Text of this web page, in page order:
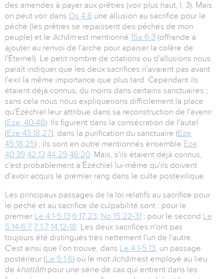
des amendes à payer aux prêtres (voir plus haut, I, 3). Mais
on peut voir dans Os 4:8 une allusion au sacrifice pour le
péché (les prêtres se repaissent des péchés de mon
peuple) et le âchâm est mentionné 1Sa 6:3 (offrande à
ajouter au renvoi de l'arche pour apaiser la colère de
l'Éternel). Le petit nombre de citations ou d'allusions nous
paraît indiquer que les deux sacrifices n'avaient pas avant
l'exil la même importance que plus tard. Cependant ils
étaient déjà connus, du moins dans certains sanctuaires ;
sans cela nous nous expliquerions difficilement la place
qu'Ézéchiel leur attribue dans sa reconstruction de l'avenir
(Eze. 40-48). Ils figurent dans la consécration de l'autel
(Eze 43:18,27), dans la purification du sanctuaire (Eze
45:18,25) ; ils sont en outre mentionnés ensemble Eze
40:39 42:13 44:29 46:20. Mais, s'ils étaient déjà connus,
c'est probablement à Ézéchiel lui-même qu'ils doivent
d'avoir acquis le premier rang dans le culte postexilique.
Les principaux passages de la loi relatifs au sacrifice pour
le péché et au sacrifice de culpabilité sont : pour le
premier Le 4:1-5:13 6:17,23, No 15:22-31 ; pour le second Le
5:14-6:7 7:1,7 14:12-18. Les deux sacrifices n'ont pas
toujours été distingués très nettement l'un de l'autre.
C'est ainsi que l'on trouve, dans Le 4:1-5:13, un passage
postérieur (Le 5:1,6) où le mot âchâm est employé au lieu
de khattâth pour une série de cas qui entrent dans les